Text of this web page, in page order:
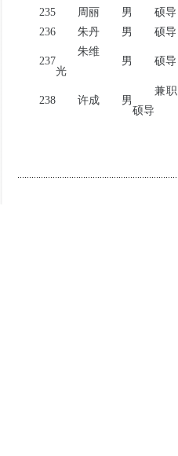
235 周丽 男 硕导
236
朱丹 男 硕导
237
朱维
光
男 硕导
238 许成 男
兼职
硕导